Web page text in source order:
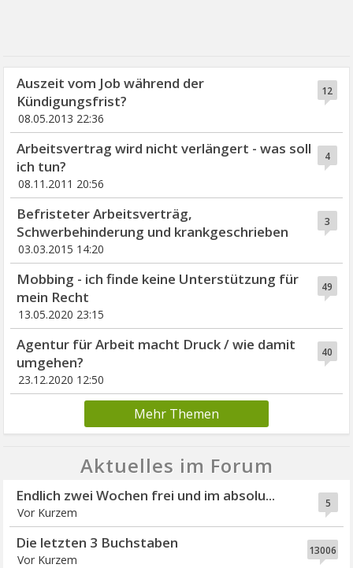
12
Auszeit vom Job während der
Kündigungsfrist?
08.05.2013 22:36
4
Arbeitsvertrag wird nicht verlängert - was soll
ich tun?
08.11.2011 20:56
3
Befristeter Arbeitsverträg,
Schwerbehinderung und krankgeschrieben
03.03.2015 14:20
49
Mobbing - ich finde keine Unterstützung für
mein Recht
13.05.2020 23:15
40
Agentur für Arbeit macht Druck / wie damit
umgehen?
23.12.2020 12:50
Mehr Themen
Aktuelles im Forum
5
Endlich zwei Wochen frei und im absolu...
Vor Kurzem
13006
Die letzten 3 Buchstaben
Vor Kurzem